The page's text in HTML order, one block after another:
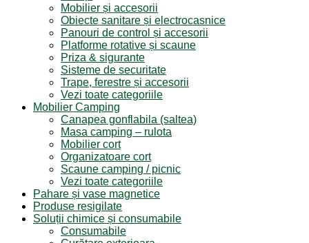
Mobilier și accesorii
Obiecte sanitare și electrocasnice
Panouri de control și accesorii
Platforme rotative și scaune
Priza & sigurante
Sisteme de securitate
Trape, ferestre și accesorii
Vezi toate categoriile
Mobilier Camping
Canapea gonflabila (saltea)
Masa camping – rulota
Mobilier cort
Organizatoare cort
Scaune camping / picnic
Vezi toate categoriile
Pahare și vase magnetice
Produse resigilate
Soluții chimice și consumabile
Consumabile